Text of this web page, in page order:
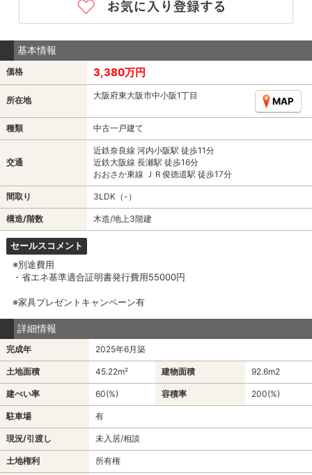
基本情報
価格 3,380万円
所在地 大阪府東大阪市中小阪1丁目
MAP
種類 中古一戸建て
交通
近鉄奈良線 河内小阪駅 徒歩11分
近鉄大阪線 長瀬駅 徒歩16分
おおさか東線 ＪＲ俊徳道駅 徒歩17分
間取り 3LDK（-）
構造/階数 木造/地上3階建
セールスコメント
※別途費用
・省エネ基準適合証明書発行費用55000円
※家具プレゼントキャンペーン有
詳細情報
完成年 2025年6月築
土地面積 45.22m² 建物面積 92.6m2
建ぺい率 60(%) 容積率 200(%)
駐車場 有
現況/引渡し 未入居/相談
土地権利 所有権